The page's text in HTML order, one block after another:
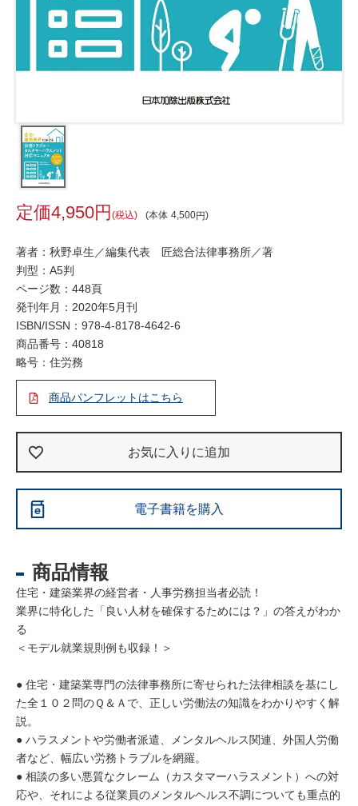
本体 4,500
4,950 税込
著者：秋野卓生／編集代表 匠総合法律事務所／著
判型：A5判
ページ数：448頁
発刊年月：2020年5月刊
ISBN/ISSN： 978-4-8178-4642-6
商品番号：40818
略号：住労務
商品パンフレットはこちら
お気に入りに追加
電子書籍を購入
商品情報
住宅・建築業界の経営者・人事労務担当者必読！
業界に特化した「良い人材を確保するためには？」の答えがわか
る
＜モデル就業規則例も収録！＞
● 住宅・建築業専門の法律事務所に寄せられた法律相談を基にし
た全１０２問のＱ＆Ａで、正しい労働法の知識をわかりやすく解
説。
● ハラスメントや労働者派遣、メンタルヘルス関連、外国人労働
者など、幅広い労務トラブルを網羅。
● 相談の多い悪質なクレーム（カスタマーハラスメント）への対
応や、それによる従業員のメンタルヘルス不調についても重点的